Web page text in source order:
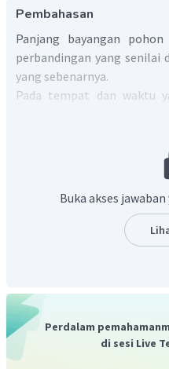
Pembahasan
Panjang bayangan
perbandingan yang
yang sebenarnya.
Pada tempat dan waktu
Jadi, tinggi pohon
Buka akses
Perdalam
di sesi Live